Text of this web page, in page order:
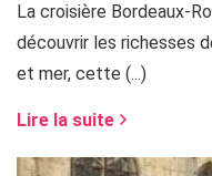
La croisière Bordeaux-
découvrir les richesses
et mer, cette (...)
Lire la suite